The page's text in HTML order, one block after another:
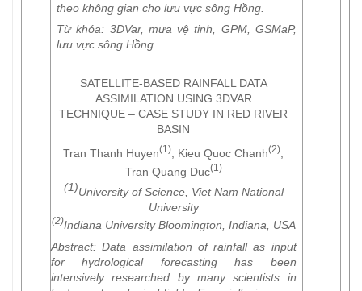
theo không gian cho lưu vực sông Hồng.
Từ khóa: 3DVar, mưa vệ tinh, GPM, GSMaP,
lưu vực sông Hồng.
SATELLITE-BASED RAINFALL DATA
ASSIMILATION USING 3DVAR
TECHNIQUE – CASE STUDY IN RED RIVER
BASIN
Tran Thanh Huyen(1) , Kieu Quoc Chanh(2)
Tran Quang Duc(1)
(1)University of Science, Viet Nam National
University
(2)Indiana University Bloomington, Indiana, USA
Abstract: Data assimilation of rainfall as input
for hydrological forecasting has been
intensively researched by many scientists in